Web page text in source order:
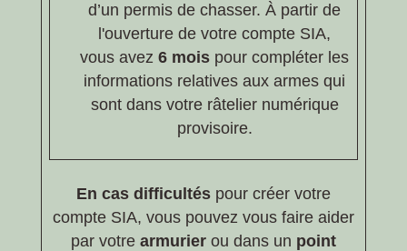
d’un permis de chasser. À partir de
l'ouverture de votre compte SIA,
vous avez 6 mois pour compléter les
informations relatives aux armes qui
sont dans votre râtelier numérique
provisoire.
En cas difficultés pour créer votre
compte SIA, vous pouvez vous faire aider
par votre armurier ou dans un point